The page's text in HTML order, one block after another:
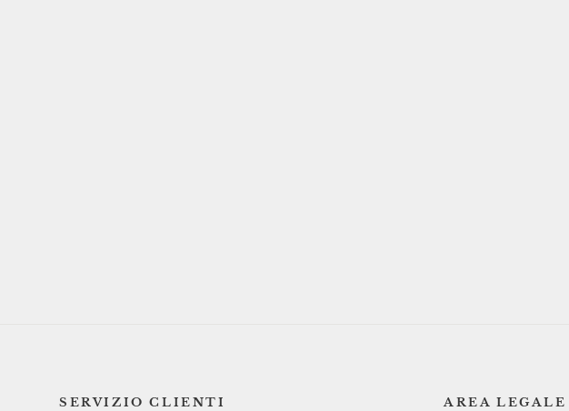
SERVIZIO CLIENTI AREA LEGALE